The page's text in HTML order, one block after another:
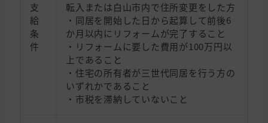
支
給
条
件
転入または白山市内で住所変更をした方
・同居を開始した日から起算して前後6
か月以内にリフォームが完了すること
・リフォームに要した費用が100万円以
上であること
・住宅の所有者が三世代同居を行う方の
いずれかであること
・市税を滞納していないこと